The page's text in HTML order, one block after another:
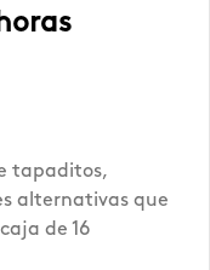
tapaditos,
alternativas que
de 16